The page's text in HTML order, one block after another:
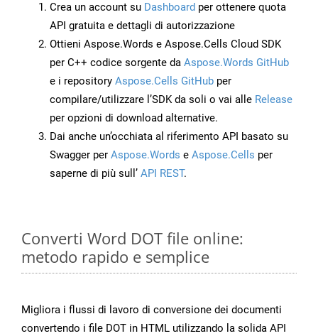
Crea un account su Dashboard per ottenere quota
API gratuita e dettagli di autorizzazione
Ottieni Aspose.Words e Aspose.Cells Cloud SDK
per C++ codice sorgente da Aspose.Words GitHub
e i repository Aspose.Cells GitHub per
compilare/utilizzare l’SDK da soli o vai alle Release
per opzioni di download alternative.
Dai anche un’occhiata al riferimento API basato su
Swagger per Aspose.Words e Aspose.Cells per
saperne di più sull’ API REST.
Converti Word DOT file online:
metodo rapido e semplice
Migliora i flussi di lavoro di conversione dei documenti
convertendo i file DOT in HTML utilizzando la solida API